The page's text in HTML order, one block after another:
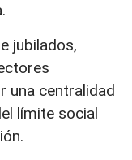
jubilados,
una centralidad
límite social